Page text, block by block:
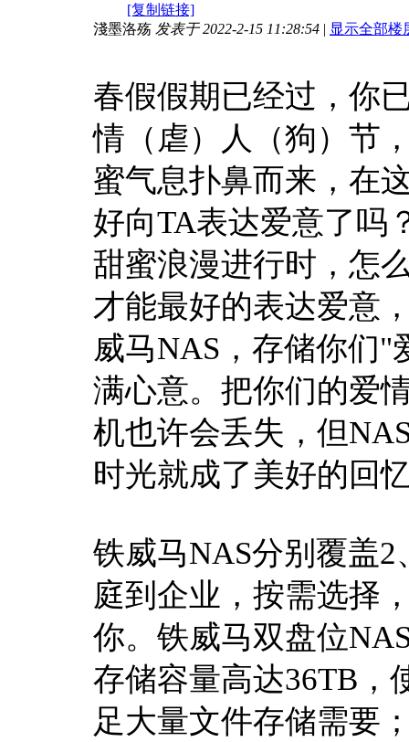
[复制链接]
淺墨洛殇 发表于 2022-2-15 11:28:54 | 显示全部楼
春假假期已经过，你
情（虐）人（狗）节
蜜气息扑鼻而来，在
好向TA表达爱意了吗
甜蜜浪漫进行时，怎
才能最好的表达爱意
威马NAS，存储你们"
满心意。把你们的爱
机也许会丢失，但
时光就成了美好的回
铁威马NAS分别覆盖
庭到企业，按需选择
你。铁威马双盘位
存储容量高达36TB，
足大量文件存储需要